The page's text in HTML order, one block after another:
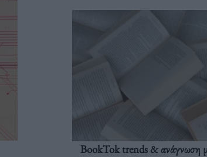
BookTok trends & ανάγνωση